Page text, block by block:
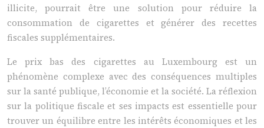
illicite, pourrait être une solution pour réduire la
consommation de cigarettes et générer des recettes
fiscales supplémentaires.
Le prix bas des cigarettes au Luxembourg est un
phénomène complexe avec des conséquences multiples
sur la santé publique, l’économie et la société. La réflexion
sur la politique fiscale et ses impacts est essentielle pour
trouver un équilibre entre les intérêts économiques et les